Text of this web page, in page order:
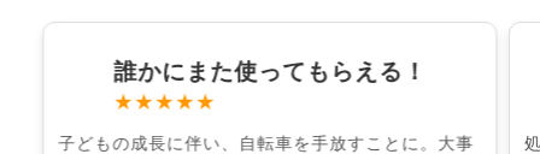
誰かにまた使ってもらえる！
★★★★★
子どもの成長に伴い、自転車を手放すことに。大事